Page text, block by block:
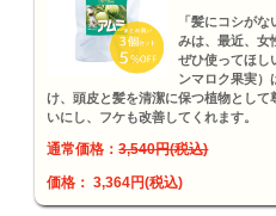
「髪にコシが
みは、最近、女
ぜひ使ってほし
ンマロク果実）
け、頭皮と髪を清潔に保つ植物とし
いにし、フケも改善してくれます。
通常価格：3,540円(税込)
価格： 3,364円(税込)